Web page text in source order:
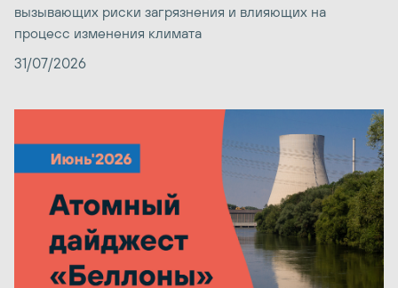
вызывающих риски загрязнения и влияющих на
процесс изменения климата
31/07/2026